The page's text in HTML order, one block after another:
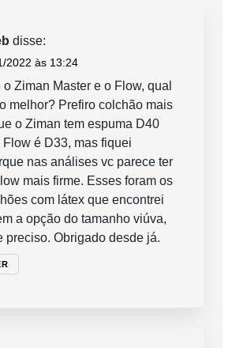
disse:
2022 às 13:24
o Ziman Master e o Flow, qual
melhor? Prefiro colchão mais
o Ziman tem espuma D40
é D33, mas fiquei
nas análises vc parece ter
mais firme. Esses foram os
com látex que encontrei
a opção do tamanho viúva,
preciso. Obrigado desde já.